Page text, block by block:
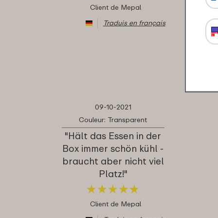
Client de Mepal
Traduis en français
09-10-2021
Couleur: Transparent
"Hält das Essen in der
Box immer schön kühl -
braucht aber nicht viel
Platz!"
★★★★★
★★★★★
Client de Mepal